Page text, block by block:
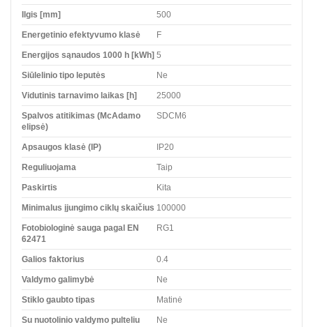
Ilgis [mm] 500
Energetinio efektyvumo klasė F
Energijos sąnaudos 1000 h [kWh] 5
Siūlelinio tipo leputės Ne
Vidutinis tarnavimo laikas [h] 25000
Spalvos atitikimas (McAdamo
elipsė)
SDCM6
Apsaugos klasė (IP) IP20
Reguliuojama Taip
Paskirtis Kita
Minimalus įjungimo ciklų skaičius 100000
Fotobiologinė sauga pagal EN
62471
RG1
Galios faktorius 0.4
Valdymo galimybė Ne
Stiklo gaubto tipas Matinė
Su nuotolinio valdymo pulteliu Ne